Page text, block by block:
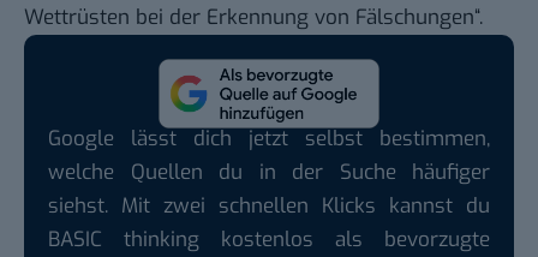
Wettrüsten bei der Erkennung von Fälschungen“.
Google lässt dich jetzt selbst bestimmen,
welche Quellen du in der Suche häufiger
siehst. Mit zwei schnellen Klicks kannst du
BASIC thinking kostenlos als bevorzugte